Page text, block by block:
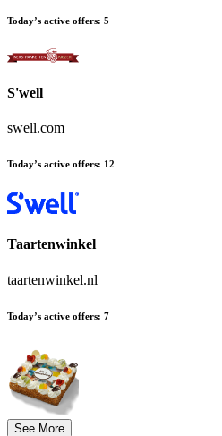
Today’s active offers: 5
S'well
swell.com
Today’s active offers: 12
Taartenwinkel
taartenwinkel.nl
Today’s active offers: 7
See More